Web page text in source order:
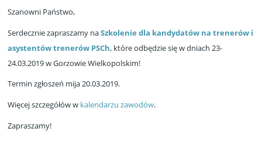
Szanowni Państwo,
Serdecznie zapraszamy naSzkolenie dla kandydatów na trenerów i
asystentów trenerów PSCh, które odbędzie się w dniach 23-
24.03.2019 w Gorzowie Wielkopolskim!
Termin zgłoszeń mija 20.03.2019.
Więcej szczegółów w kalendarzu zawodów.
Zapraszamy!